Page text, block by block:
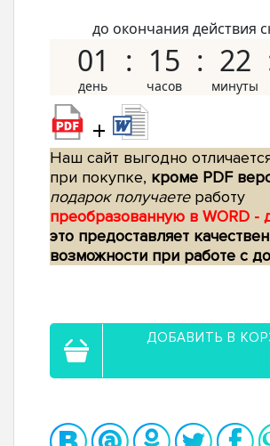
до окончания действия
01 15 22
+
Наш сайт выгодно
при покупке, кроме PDF
подарок получаетеработу
преобразованную в WORD -
это предоставляет
возможности при работе с
ДОБАВИТЬ В